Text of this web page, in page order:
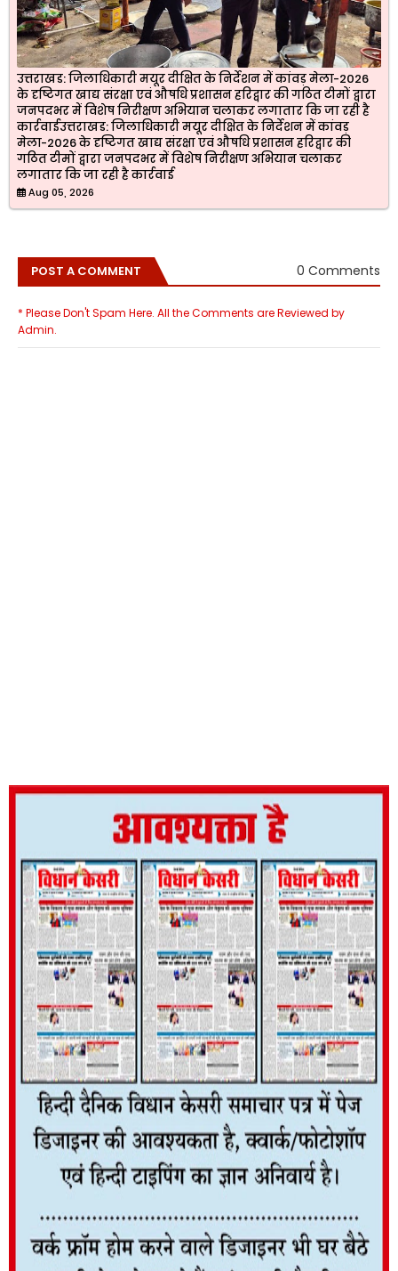
उत्तराखड: जिलाधिकारी मयूर दीक्षित के निर्देशन में कांवड़ मेला-2026
के दृष्टिगत खाद्य संरक्षा एवं औषधि प्रशासन हरिद्वार की गठित टीमों द्वारा
जनपदभर में विशेष निरीक्षण अभियान चलाकर लगातार कि जा रही है
कार्रवाईउत्तराखड: जिलाधिकारी मयूर दीक्षित के निर्देशन में कांवड़
मेला-2026 के दृष्टिगत खाद्य संरक्षा एवं औषधि प्रशासन हरिद्वार की
गठित टीमों द्वारा जनपदभर में विशेष निरीक्षण अभियान चलाकर
लगातार कि जा रही है कार्रवाई
Aug 05, 2026
POST A COMMENT 0 Comments
* Please Don't Spam Here. All the Comments are Reviewed by
Admin.